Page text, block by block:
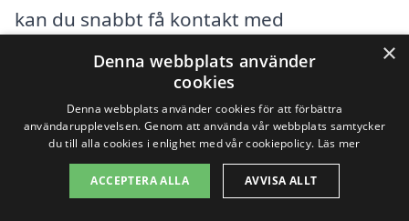
kan du snabbt få kontakt med
kompetenta kontrollansvariga som kan
bistå med sina tjänster och ge dig
prisinformation anpassad efter dina
specifika behov. Detta ger inte bara en
bättre översikt över kostnaderna, utan
×
Denna webbplats använder
cookies
Denna webbplats använder cookies för att förbättra
användarupplevelsen. Genom att använda vår webbplats samtycker
du till alla cookies i enlighet med vår cookiepolicy. Läs mer
ACCEPTERA ALLA AVVISA ALLT